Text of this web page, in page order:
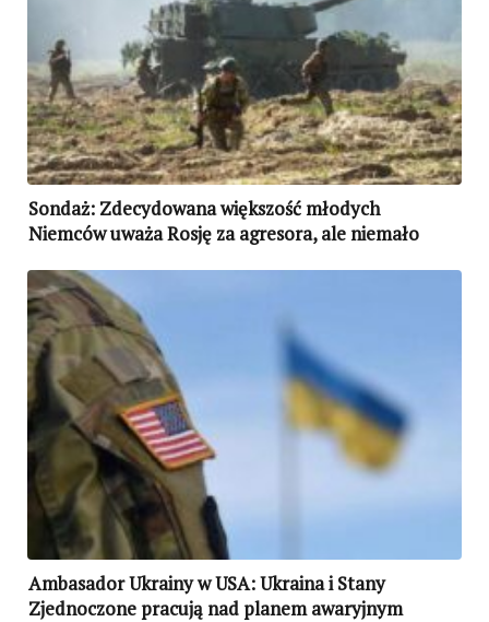
Sondaż: Zdecydowana większość młodych
Niemców uważa Rosję za agresora, ale niemało
Zachód
Ambasador Ukrainy w USA: Ukraina i Stany
Zjednoczone pracują nad planem awaryjnym